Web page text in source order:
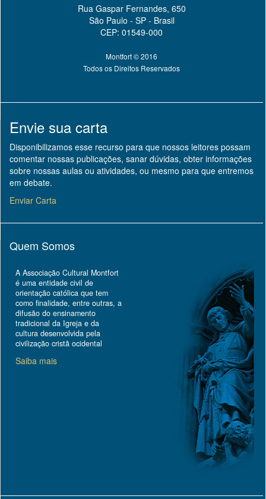
Rua Gaspar Fernandes, 650
São Paulo - SP - Brasil
CEP: 01549-000
Montfort © 2016
Todos os Direitos Reservados
Envie sua carta
Disponibilizamos esse recurso para que nossos leitores possam
comentar nossas publicações, sanar dúvidas, obter informações
sobre nossas aulas ou atividades, ou mesmo para que entremos
em debate.
Enviar Carta
Quem Somos
A Associação Cultural Montfort
é uma entidade civil de
orientação católica que tem
como finalidade, entre outras, a
difusão do ensinamento
tradicional da Igreja e da
cultura desenvolvida pela
civilização cristã ocidental
Saiba mais